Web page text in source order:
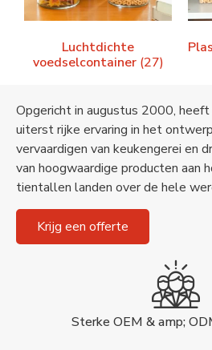
Luchtdichte
voedselcontainer (27)
Opgericht in augustus 2000, heeft
uiterst rijke ervaring in het
vervaardigen van keukengerei en
van hoogwaardige producten aan
tientallen landen over de hele
Krijg een offerte
Sterke OEM & amp;